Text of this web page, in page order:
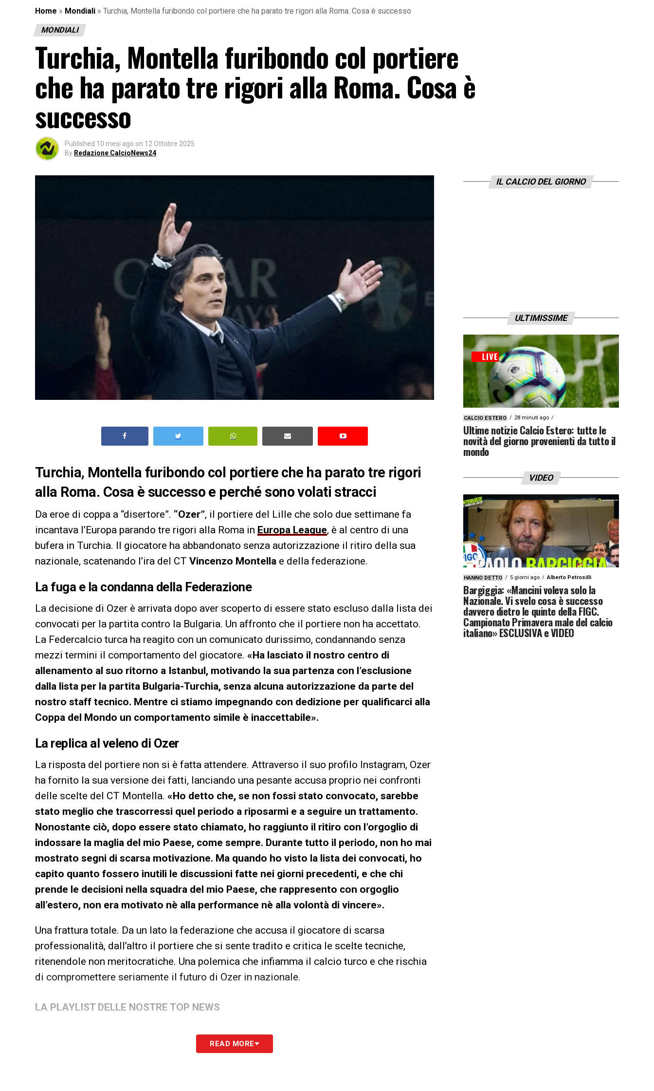
Home » Mondiali » Turchia, Montella furibondo col portiere che ha parato tre rigori alla Roma. Cosa è successo
MONDIALI
Turchia, Montella furibondo col portiere
che ha parato tre rigori alla Roma. Cosa è
successo
Published 10 mesi ago on 12 Ottobre 2025
By Redazione CalcioNews24
Turchia, Montella furibondo col portiere che ha parato tre rigori
alla Roma. Cosa è successo e perché sono volati stracci
Da eroe di coppa a “disertore”. “Ozer”, il portiere del Lille che solo due settimane fa
incantava l’Europa parando tre rigori alla Roma in Europa League, è al centro di una
bufera in Turchia. Il giocatore ha abbandonato senza autorizzazione il ritiro della sua
nazionale, scatenando l’ira del CT Vincenzo Montella e della federazione.
La fuga e la condanna della Federazione
La decisione di Ozer è arrivata dopo aver scoperto di essere stato escluso dalla lista dei
convocati per la partita contro la Bulgaria. Un affronto che il portiere non ha accettato.
La Federcalcio turca ha reagito con un comunicato durissimo, condannando senza
mezzi termini il comportamento del giocatore. «Ha lasciato il nostro centro di
allenamento al suo ritorno a Istanbul, motivando la sua partenza con l’esclusione
dalla lista per la partita Bulgaria-Turchia, senza alcuna autorizzazione da parte del
nostro staff tecnico. Mentre ci stiamo impegnando con dedizione per qualificarci alla
Coppa del Mondo un comportamento simile è inaccettabile».
La replica al veleno di Ozer
La risposta del portiere non si è fatta attendere. Attraverso il suo profilo Instagram, Ozer
ha fornito la sua versione dei fatti, lanciando una pesante accusa proprio nei confronti
delle scelte del CT Montella. «Ho detto che, se non fossi stato convocato, sarebbe
stato meglio che trascorressi quel periodo a riposarmi e a seguire un trattamento.
Nonostante ciò, dopo essere stato chiamato, ho raggiunto il ritiro con l’orgoglio di
indossare la maglia del mio Paese, come sempre. Durante tutto il periodo, non ho mai
mostrato segni di scarsa motivazione. Ma quando ho visto la lista dei convocati, ho
capito quanto fossero inutili le discussioni fatte nei giorni precedenti, e che chi
prende le decisioni nella squadra del mio Paese, che rappresento con orgoglio
all’estero, non era motivato nè alla performance nè alla volontà di vincere».
Una frattura totale. Da un lato la federazione che accusa il giocatore di scarsa
professionalità, dall’altro il portiere che si sente tradito e critica le scelte tecniche,
ritenendole non meritocratiche. Una polemica che infiamma il calcio turco e che rischia
di compromettere seriamente il futuro di Ozer in nazionale.
LA PLAYLIST DELLE NOSTRE TOP NEWS
READ MORE
IL CALCIO DEL GIORNO
ULTIMISSIME
CALCIO ESTERO 28 minuti ago
Ultime notizie Calcio Estero: tutte le
novità del giorno provenienti da tutto il
mondo
VIDEO
HANNO DETTO 5 giorni ago Alberto Petrosilli
Bargiggia: «Mancini voleva solo la
Nazionale. Vi svelo cosa è successo
davvero dietro le quinte della FIGC.
Campionato Primavera male del calcio
italiano» ESCLUSIVA e VIDEO